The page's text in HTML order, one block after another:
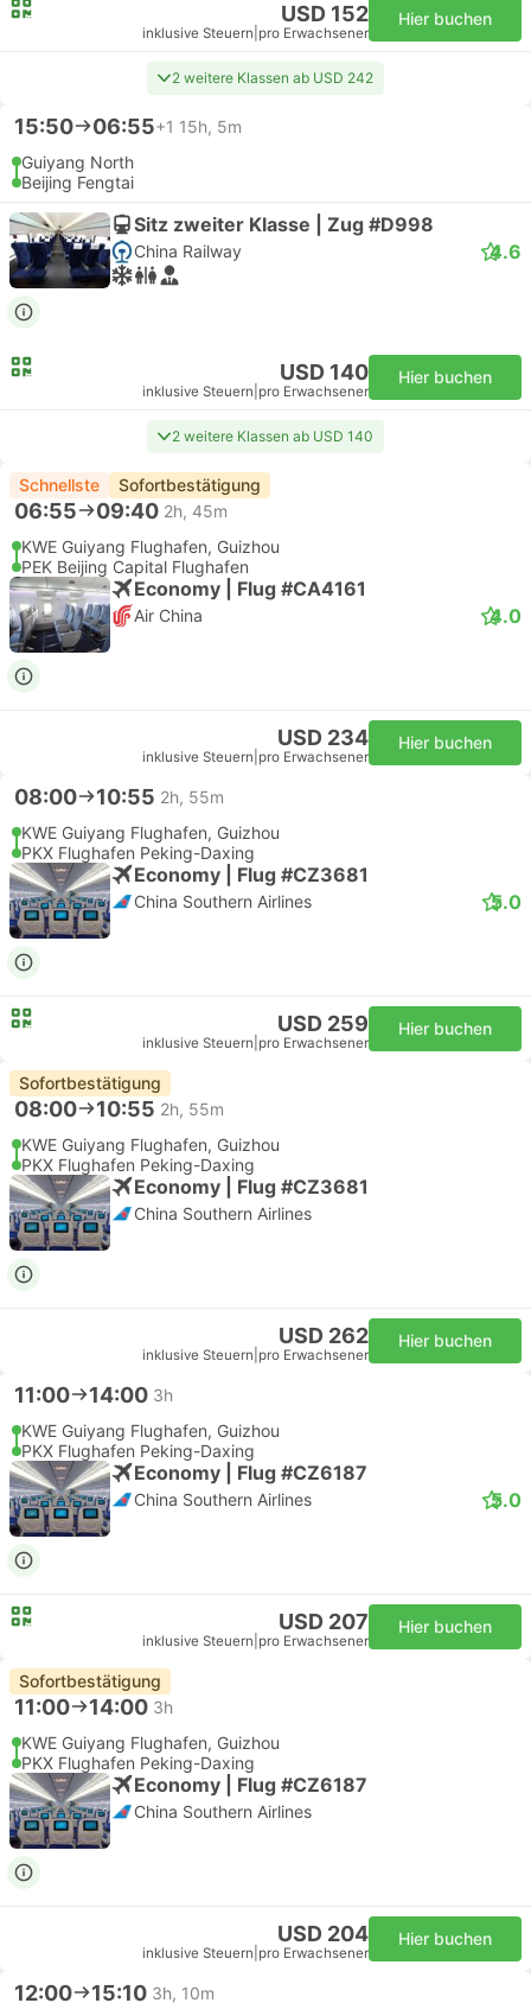
USD 152
inklusive Steuern pro Erwachsener
Hier buchen
2 weitere Klassen ab USD 242
15:50 06:55+1 15h, 5m
Guiyang North
Beijing Fengtai
Sitz zweiter Klasse | Zug #D998
China Railway 4.6
USD 140
inklusive Steuern pro Erwachsener
Hier buchen
2 weitere Klassen ab USD 140
Schnellste Sofortbestätigung
06:55 09:40 2h, 45m
KWE Guiyang Flughafen, Guizhou
PEK Beijing Capital Flughafen
Economy | Flug #CA4161
Air China 4.0
USD 234
inklusive Steuern pro Erwachsener
Hier buchen
08:00 10:55 2h, 55m
KWE Guiyang Flughafen, Guizhou
PKX Flughafen Peking-Daxing
Economy | Flug #CZ3681
China Southern Airlines 5.0
USD 259
inklusive Steuern pro Erwachsener
Hier buchen
Sofortbestätigung
08:00 10:55 2h, 55m
KWE Guiyang Flughafen, Guizhou
PKX Flughafen Peking-Daxing
Economy | Flug #CZ3681
China Southern Airlines
USD 262
inklusive Steuern pro Erwachsener
Hier buchen
11:00 14:00 3h
KWE Guiyang Flughafen, Guizhou
PKX Flughafen Peking-Daxing
Economy | Flug #CZ6187
China Southern Airlines 5.0
USD 207
inklusive Steuern pro Erwachsener
Hier buchen
Sofortbestätigung
11:00 14:00 3h
KWE Guiyang Flughafen, Guizhou
PKX Flughafen Peking-Daxing
Economy | Flug #CZ6187
China Southern Airlines
USD 204
inklusive Steuern pro Erwachsener
Hier buchen
12:00 15:10 3h, 10m